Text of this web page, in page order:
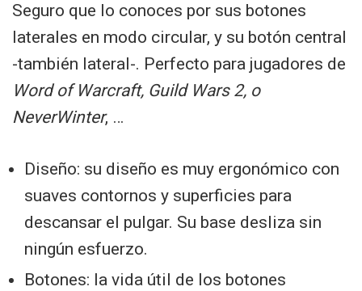
Seguro que lo conoces por sus botones
laterales en modo circular, y su botón central
-también lateral-. Perfecto para jugadores de
Word of Warcraft, Guild Wars 2, o
NeverWinter, …
Diseño: su diseño es muy ergonómico con
suaves contornos y superficies para
descansar el pulgar. Su base desliza sin
ningún esfuerzo.
Botones: la vida útil de los botones